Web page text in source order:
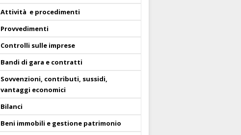
Attività e procedimenti
Provvedimenti
Controlli sulle imprese
Bandi di gara e contratti
Sovvenzioni, contributi, sussidi,
vantaggi economici
Bilanci
Beni immobili e gestione patrimonio